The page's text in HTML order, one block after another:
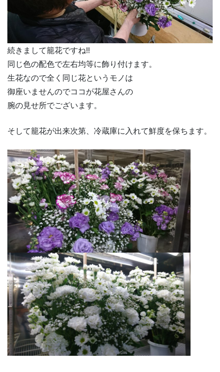
続きまして籠花ですね!!
同じ色の配色で左右均等に飾り付けます。
生花なので全く同じ花というモノは
御座いませんのでココが花屋さんの
腕の見せ所でございます。
そして籠花が出来次第、冷蔵庫に入れて鮮度を保ちます。